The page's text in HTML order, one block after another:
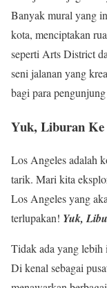
Banyak mural yang
kota, menciptakan
seperti Arts District
seni jalanan yang
bagi para
Yuk, Liburan
Los Angeles adalah
tarik. Mari kita
Los Angeles yang
terlupakan! Yuk,
Tidak ada yang
Di kenal sebagai